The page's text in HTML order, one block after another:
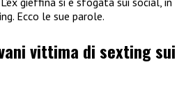
Ecco le sue parole.
vittima di sexting sui